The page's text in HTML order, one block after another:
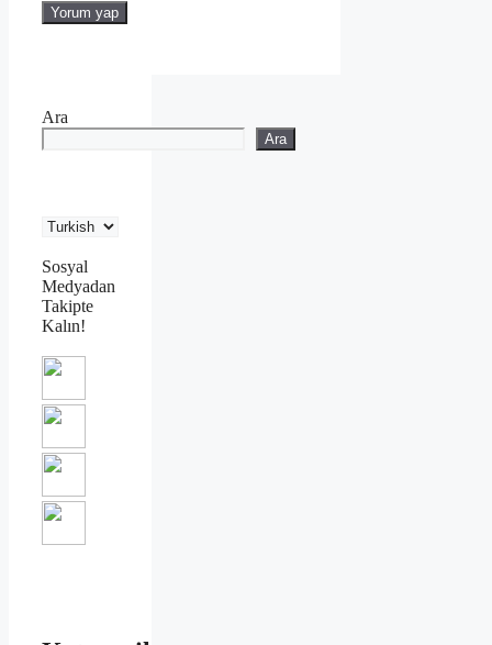
Ara
Ara
Sosyal
Medyadan
Takipte
Kalın!